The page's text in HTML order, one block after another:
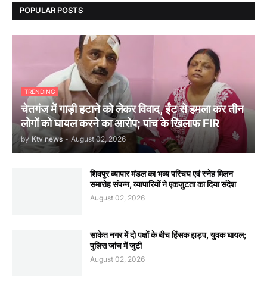
POPULAR POSTS
TRENDING
चेतगंज में गाड़ी हटाने को लेकर विवाद, ईंट से हमला कर तीन
लोगों को घायल करने का आरोप; पांच के खिलाफ FIR
by Ktv news - August 02, 2026
शिवपुर व्यापार मंडल का भव्य परिचय एवं स्नेह मिलन
समारोह संपन्न, व्यापारियों ने एकजुटता का दिया संदेश
August 02, 2026
साकेत नगर में दो पक्षों के बीच हिंसक झड़प, युवक घायल;
पुलिस जांच में जुटी
August 02, 2026